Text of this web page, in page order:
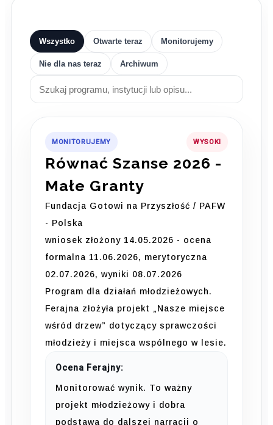
Wszystko Otwarte teraz Monitorujemy
Nie dla nas teraz Archiwum
MONITORUJEMY WYSOKI
Równać Szanse 2026 -
Małe Granty
Fundacja Gotowi na Przyszłość / PAFW
- Polska
wniosek złożony 14.05.2026 - ocena
formalna 11.06.2026, merytoryczna
02.07.2026, wyniki 08.07.2026
Program dla działań młodzieżowych.
Ferajna złożyła projekt „Nasze miejsce
wśród drzew” dotyczący sprawczości
młodzieży i miejsca wspólnego w lesie.
Ocena Ferajny:
Monitorować wynik. To ważny
projekt młodzieżowy i dobra
podstawa do dalszej narracji o